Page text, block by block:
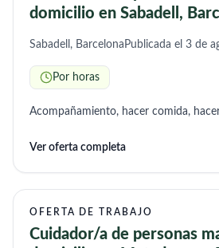
domicilio en Sabadell,
Sabadell, Barcelona Publicada el 3 de
Por horas
Acompañamiento, hacer comida,
Ver oferta completa
OFERTA DE TRABAJO
Cuidador/a de personas